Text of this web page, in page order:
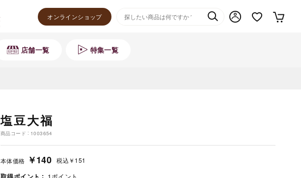
オンラインショップ
店舗一覧 特集一覧
塩豆大福
商品コード 1003654
本体価格 ￥140 税込 ￥151